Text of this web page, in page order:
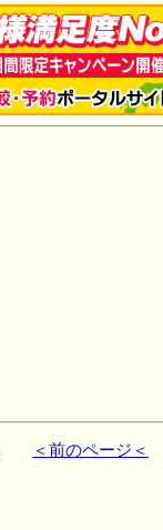
＜前のページ＜